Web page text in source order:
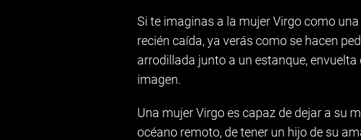
Si te imaginas a la mujer Virgo como
recién caída, ya verás como se hacen
arrodillada junto a un estanque,
imagen.
Una mujer Virgo es capaz de dejar a su
océano remoto, de tener un hijo de su